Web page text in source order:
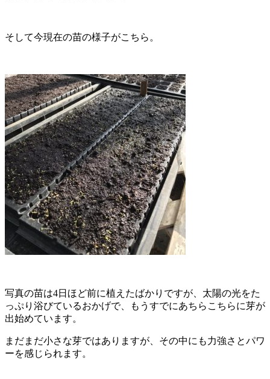
そして今現在の苗の様子がこちら。
写真の苗は4日ほど前に植えたばかりですが、太陽の光をた
っぷり浴びているおかげで、もうすでにあちらこちらに芽が
出始めています。
まだまだ小さな芽ではありますが、その中にも力強さとパワ
ーを感じられます。